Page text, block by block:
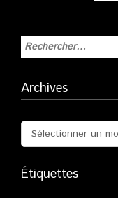
Archives
Étiquettes